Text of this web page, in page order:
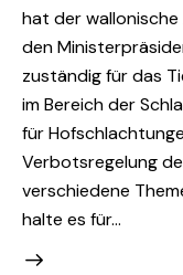
hat der
den
zuständig für das
im Bereich der
für
Verbotsregelung
verschiedene
halte es für…